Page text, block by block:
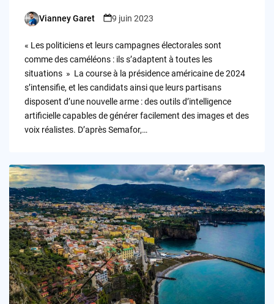
Posted
Vianney Garet 9 juin 2023
« Les politiciens et leurs campagnes électorales sont
comme des caméléons : ils s’adaptent à toutes les
situations » La course à la présidence américaine de 2024
s’intensifie, et les candidats ainsi que leurs partisans
disposent d’une nouvelle arme : des outils d’intelligence
artificielle capables de générer facilement des images et des
voix réalistes. D’après Semafor,…